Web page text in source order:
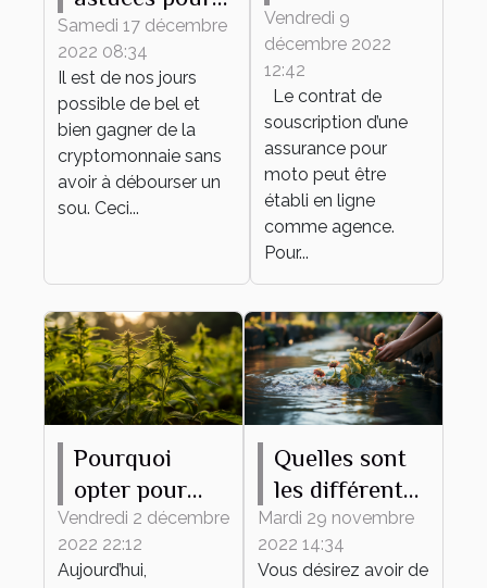
trouver les
meilleurs jeux
de
cryptomonnaie
Samedi 17 décembre
2022 08:34
Il est de nos jours
possible de bel et
bien gagner de la
cryptomonnaie sans
avoir à débourser un
sou. Ceci...
une
assurance
moto en
ligne?
Vendredi 9
décembre 2022
12:42
Le contrat de
souscription d’une
assurance pour
moto peut être
établi en ligne
comme agence.
Pour...
Pourquoi
opter pour
l’utilisation de
l’huile de
Vendredi 2 décembre
2022 22:12
Aujourd’hui,
Quelles sont
les différentes
méthodes
pour avoir de
Mardi 29 novembre
2022 14:34
Vous désirez avoir de